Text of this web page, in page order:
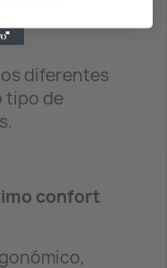
diferentes
tipo de
confort